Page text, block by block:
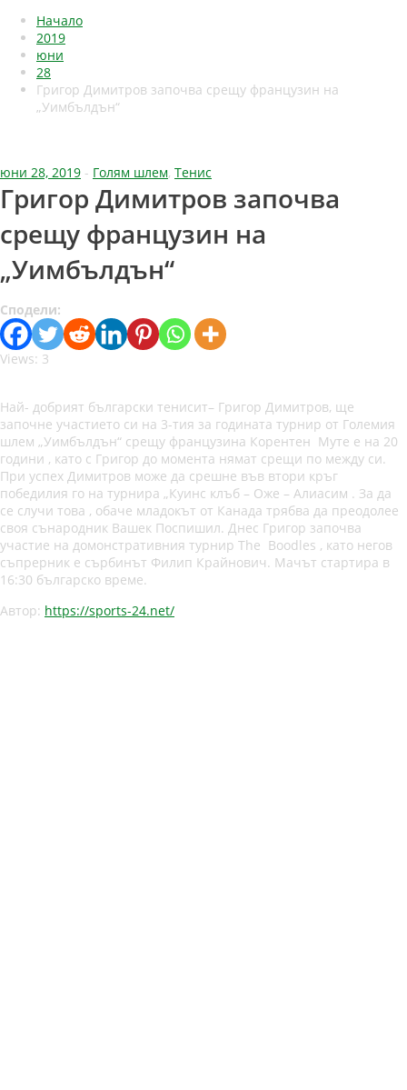
Начало
2019
юни
28
Григор Димитров започва срещу французин на
„Уимбълдън“
юни 28, 2019 - Голям шлем, Тенис
Григор Димитров започва
срещу французин на
„Уимбълдън“
Сподели:
Views: 3
Най- добрият български тенисит– Григор Димитров, ще
започне участието си на 3-тия за годината турнир от Големия
шлем „Уимбълдън“ срещу французина Корентен Муте е на 20
години , като с Григор до момента нямат срещи по между си.
При успех Димитров може да срешне във втори кръг
победилия го на турнира „Куинс клъб – Оже – Алиасим . За да
се случи това , обаче младокът от Канада трябва да преодолее
своя сънародник Вашек Поспишил. Днес Григор започва
участие на домонстративния турнир The Boodles , като негов
съпрерник е сърбинът Филип Крайнович. Мачът стартира в
16:30 българско време.
Автор: https://sports-24.net/